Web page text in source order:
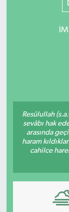
Resûlullah
sevâbı hak
arasında
haram
cahilce